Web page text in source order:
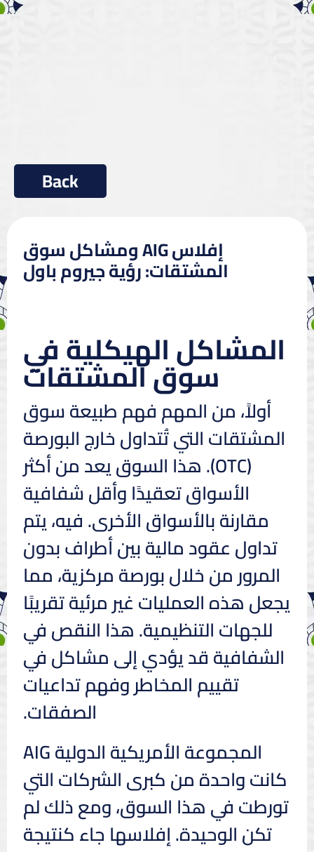
إفلاس AIG ومشاكل سوق
المشتقات: رؤية جيروم باول
المشاكل الهيكلية في
سوق المشتقات
أولاً، من المهم فهم طبيعة سوق
المشتقات التي تُتداول خارج البورصة
(OTC). هذا السوق يعد من أكثر
الأسواق تعقيدًا وأقل شفافية
مقارنة بالأسواق الأخرى. فيه، يتم
تداول عقود مالية بين أطراف بدون
المرور من خلال بورصة مركزية، مما
يجعل هذه العمليات غير مرئية تقريبًا
للجهات التنظيمية. هذا النقص في
الشفافية قد يؤدي إلى مشاكل في
تقييم المخاطر وفهم تداعيات
الصفقات.
المجموعة الأمريكية الدولية AIG
كانت واحدة من كبرى الشركات التي
تورطت في هذا السوق، ومع ذلك لم
تكن الوحيدة. إفلاسها جاء كنتيجة